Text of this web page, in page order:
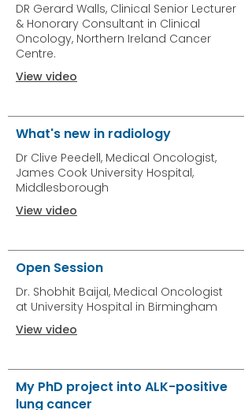
DR Gerard Walls, Clinical Senior Lecturer
& Honorary Consultant in Clinical
Oncology, Northern Ireland Cancer
Centre.
View video
What's new in radiology
Dr Clive Peedell, Medical Oncologist,
James Cook University Hospital,
Middlesborough
View video
Open Session
Dr. Shobhit Baijal, Medical Oncologist
at University Hospital in Birmingham
View video
My PhD project into ALK-positive
lung cancer